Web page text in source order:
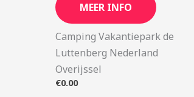
MEER INFO
Camping Vakantiepark de
Luttenberg Nederland
Overijssel
€0.00